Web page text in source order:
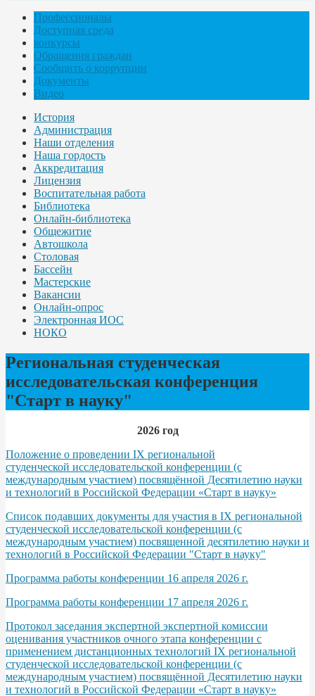
Профессионалы
Доступная среда
конкурсы
Обращения граждан
Сообщить о коррупции
Документы
Видео
История
Администрация
Наши отделения
Наша гордость
Аккредитация
Лицензия
Воспитательная работа
Библиотека
Онлайн-библиотека
Общежитие
Автошкола
Столовая
Бассейн
Мастерские
Вакансии
Онлайн-опрос
Электронная ИОС
НОКО
Региональная студенческая
исследовательская конференция
"Старт в науку"
2026 год
Положение о проведении IX региональной
студенческой исследовательской конференции (с
международным участием) посвящённой Десятилетию науки
и технологий в Российской Федерации «Старт в науку»
Список подавших документы для участия в IX региональной
студенческой исследовательской конференции (с
международным участием) посвященной десятилетию науки и
технологий в Российской Федерации "Старт в науку"
Программа работы конференции 16 апреля 2026 г.
Программа работы конференции 17 апреля 2026 г.
Протокол заседания экспертной экспертной комиссии
оценивания участников очного этапа конференции с
применением дистанционных технологий IХ региональной
студенческой исследовательской конференции (с
международным участием) посвящённой Десятилетию науки
и технологий в Российской Федерации «Старт в науку»